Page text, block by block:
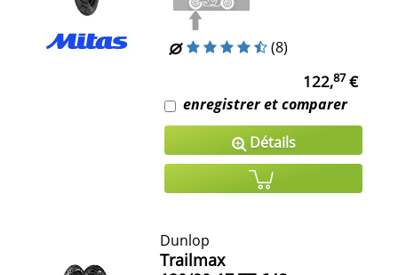
(8)
122,87€
enregistrer et comparer
Détails
Dunlop
Trailmax